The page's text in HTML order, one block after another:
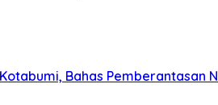
Bahas Pemberantasan